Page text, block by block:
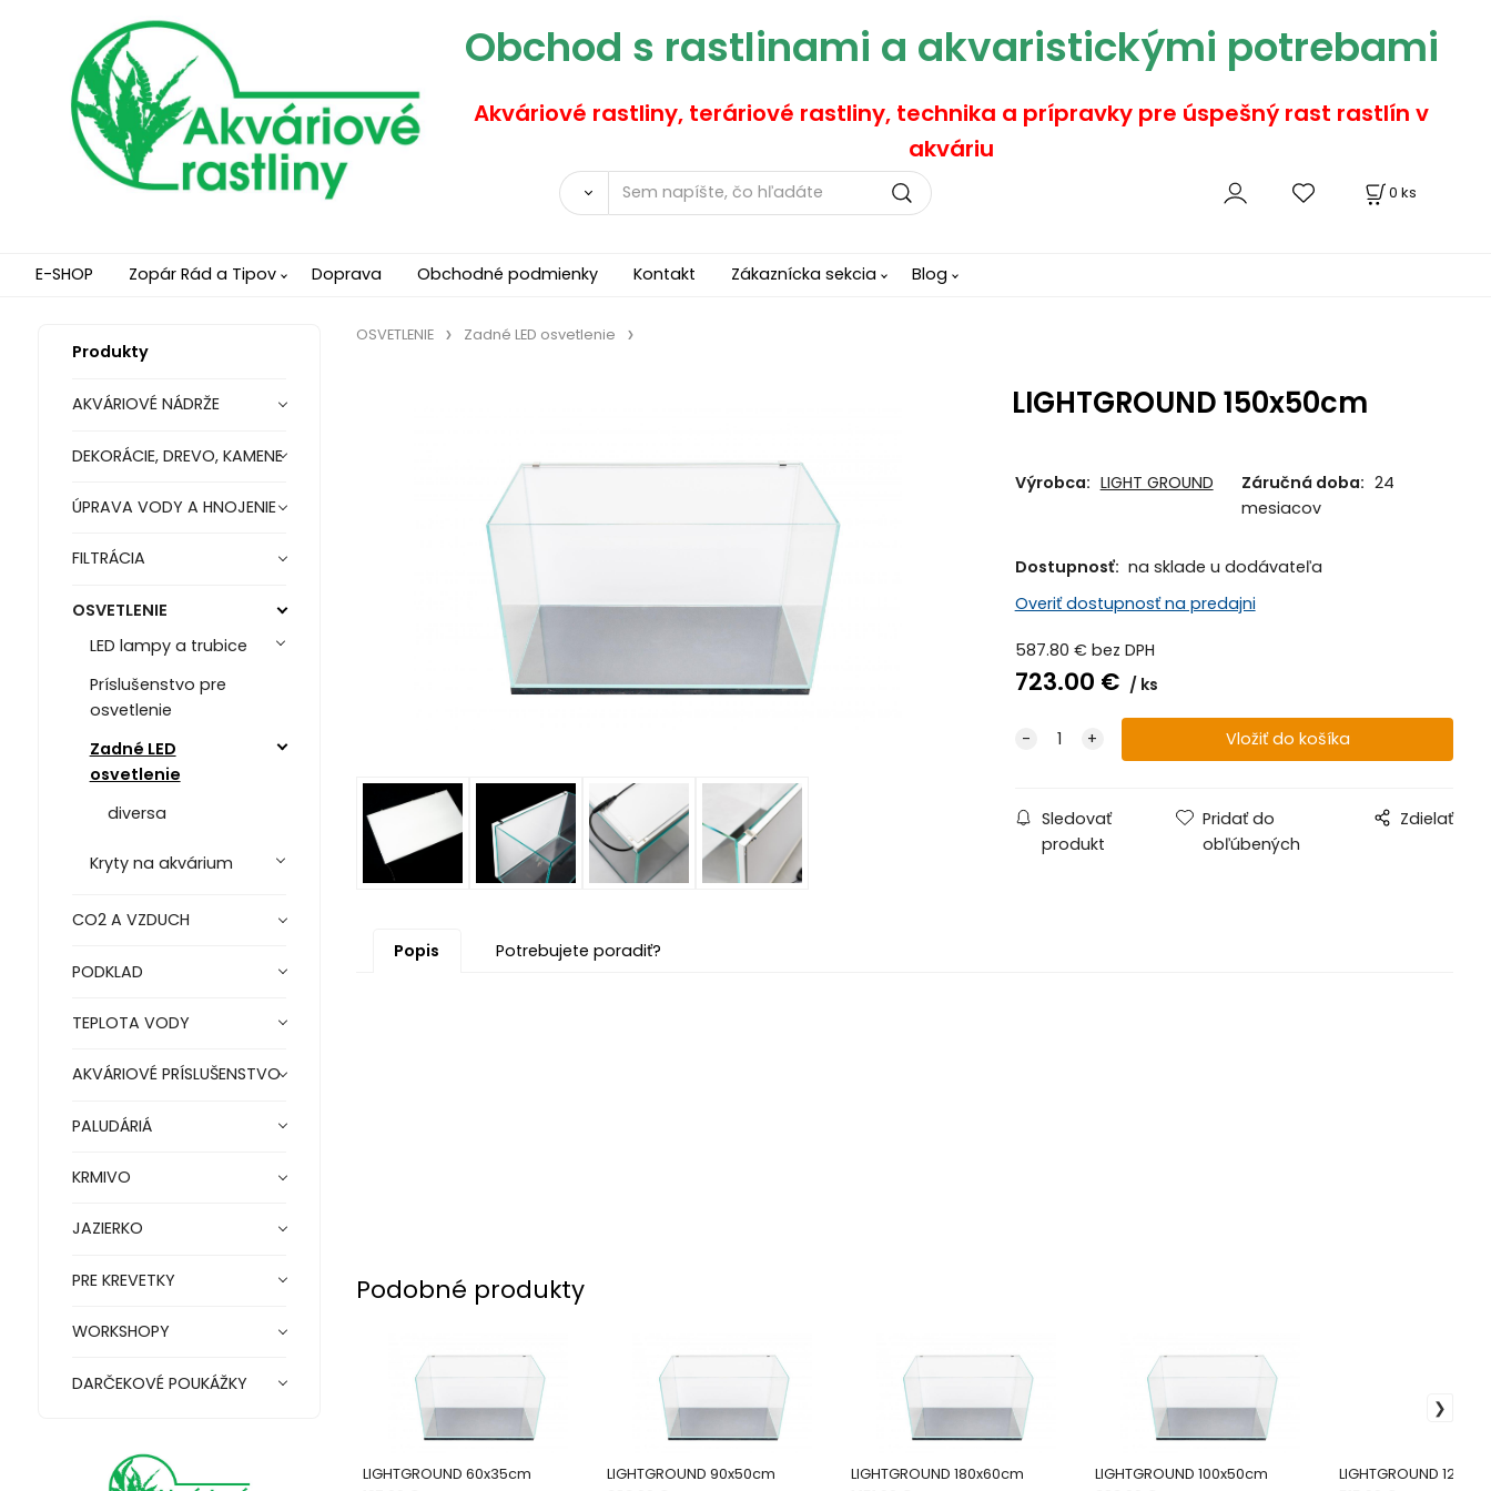
Obchod s rastlinami a akvaristickými potrebami
Akváriové rastliny, teráriové rastliny, technika a prípravky pre úspešný rast rastlín v
akváriu
0 ks
E-SHOP Zopár Rád a Tipov Doprava Obchodné podmienky Kontakt Zákaznícka sekcia Blog
Produkty
AKVÁRIOVÉ NÁDRŽE
DEKORÁCIE, DREVO, KAMENE
ÚPRAVA VODY A HNOJENIE
FILTRÁCIA
OSVETLENIE
LED lampy a trubice
Príslušenstvo pre
osvetlenie
Zadné LED
osvetlenie
diversa
Kryty na akvárium
CO2 A VZDUCH
PODKLAD
TEPLOTA VODY
AKVÁRIOVÉ PRÍSLUŠENSTVO
PALUDÁRIÁ
KRMIVO
JAZIERKO
PRE KREVETKY
WORKSHOPY
DARČEKOVÉ POUKÁŽKY
OSVETLENIE Zadné LED osvetlenie
LIGHTGROUND 150x50cm
Výrobca: LIGHT GROUND Záručná doba: 24
mesiacov
Dostupnosť: na sklade u dodávateľa
Overiť dostupnosť na predajni
587.80 € bez DPH
723.00 € ks
Sledovať
produkt
Pridať do
obľúbených
Zdielať
Popis Potrebujete poradiť?
Podobné produkty
LIGHTGROUND 60x35cm
LIGHTGROUND 90x50cm
LIGHTGROUND 180x60cm
LIGHTGROUND 100x50cm
LIGHTGROUND